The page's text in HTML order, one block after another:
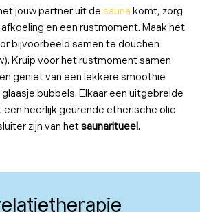
jouw partner uit de sauna komt, zorg
en een rustmoment. Maak het
bijvoorbeeld samen te douchen
Kruip voor het rustmoment samen
geniet van een lekkere smoothie
bubbels. Elkaar een uitgebreide
heerlijk geurende etherische olie
zijn van hetsaunaritueel.